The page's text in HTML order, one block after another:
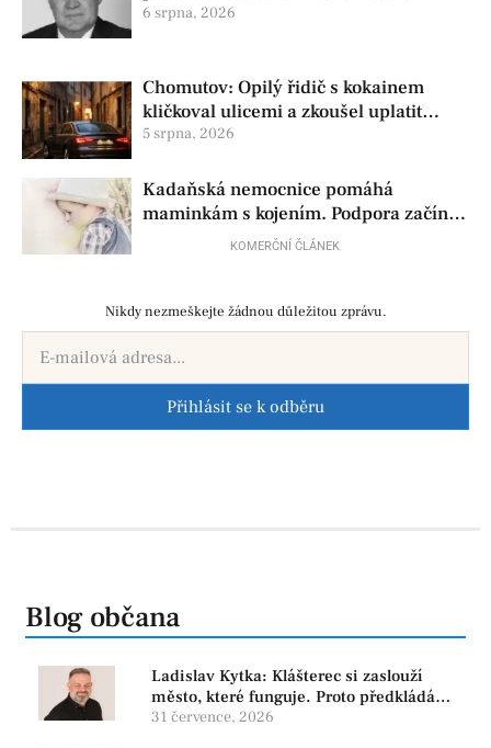
6 srpna, 2026
Chomutov: Opilý řidič s kokainem
kličkoval ulicemi a zkoušel uplatit
policisty
5 srpna, 2026
Kadaňská nemocnice pomáhá
maminkám s kojením. Podpora začíná
už před porodemKOMERČNÍ ČLÁNEK
Nikdy nezmeškejte žádnou důležitou zprávu.
Přihlásit se k odběru
Blog občana
Ladislav Kytka: Klášterec si zaslouží
město, které funguje. Proto předkládáme
program, který řeší skutečné problémy
31 července, 2026